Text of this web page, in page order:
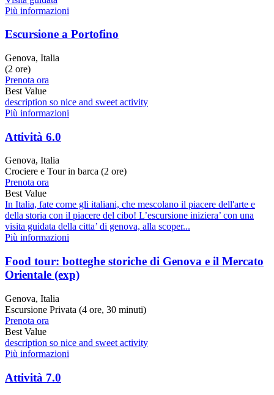
Più informazioni
Escursione a Portofino
Genova, Italia
(2 ore)
Prenota ora
Best Value
description so nice and sweet activity
Più informazioni
Attività 6.0
Genova, Italia
Crociere e Tour in barca (2 ore)
Prenota ora
Best Value
In Italia, fate come gli italiani, che mescolano il piacere dell'arte e
della storia con il piacere del cibo! L’escursione iniziera’ con una
visita guidata della citta’ di genova, alla scoper...
Più informazioni
Food tour: botteghe storiche di Genova e il Mercato
Orientale (exp)
Genova, Italia
Escursione Privata (4 ore, 30 minuti)
Prenota ora
Best Value
description so nice and sweet activity
Più informazioni
Attività 7.0